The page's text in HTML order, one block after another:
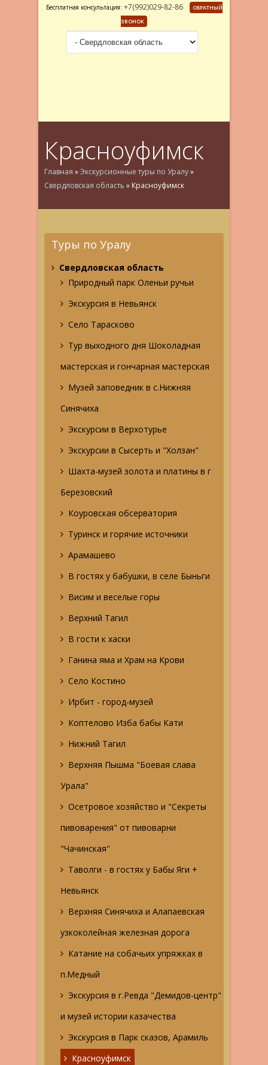
Бесплатная консультация: +7(992)029-82-86
ОБРАТНЫЙ
ЗВОНОК
Красноуфимск
Главная »Экскурсионные туры по Уралу»
Свердловская область » Красноуфимск
Туры по Уралу
Свердловская область
Природный парк Оленьи ручьи
Экскурсия в Невьянск
Село Тарасково
Тур выходного дня Шоколадная
мастерская и гончарная мастерская
Музей заповедник в с.Нижняя
Синячиха
Экскурсии в Верхотурье
Экскурсии в Сысерть и "Холзан"
Шахта-музей золота и платины в г
Березовский
Коуровская обсерватория
Туринск и горячие источники
Арамашево
В гостях у бабушки, в селе Быньги
Висим и веселые горы
Верхний Тагил
В гости к хаски
Ганина яма и Храм на Крови
Село Костино
Ирбит - город-музей
Коптелово Изба бабы Кати
Нижний Тагил
Верхняя Пышма "Боевая слава
Урала"
Осетровое хозяйство и "Секреты
пивоварения" от пивоварни
"Чачинская"
Таволги - в гостях у Бабы Яги +
Невьянск
Верхняя Синячиха и Алапаевская
узкоколейная железная дорога
Катание на собачьих упряжках в
п.Медный
Экскурсия в г.Ревда "Демидов-центр"
и музей истории казачества
Экскурсия в Парк сказов, Арамиль
Красноуфимск